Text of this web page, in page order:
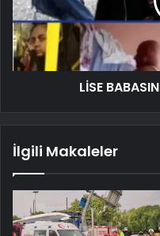
LİSE
İlgili Makaleler